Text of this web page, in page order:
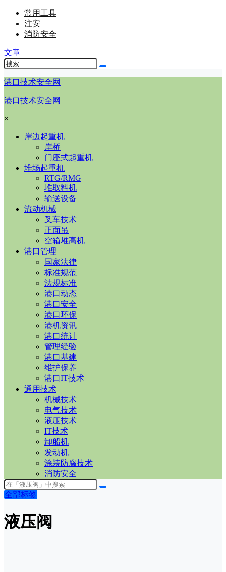
常用工具
注安
消防安全
文章
港口技术安全网
港口技术安全网
×
岸边起重机
岸桥
门座式起重机
堆场起重机
RTG/RMG
堆取料机
输送设备
流动机械
叉车技术
正面吊
空箱堆高机
港口管理
国家法律
标准规范
法规标准
港口动态
港口安全
港口环保
港机资讯
港口统计
管理经验
港口基建
维护保养
港口IT技术
通用技术
机械技术
电气技术
液压技术
IT技术
卸船机
发动机
涂装防腐技术
消防安全
全部标签
液压阀